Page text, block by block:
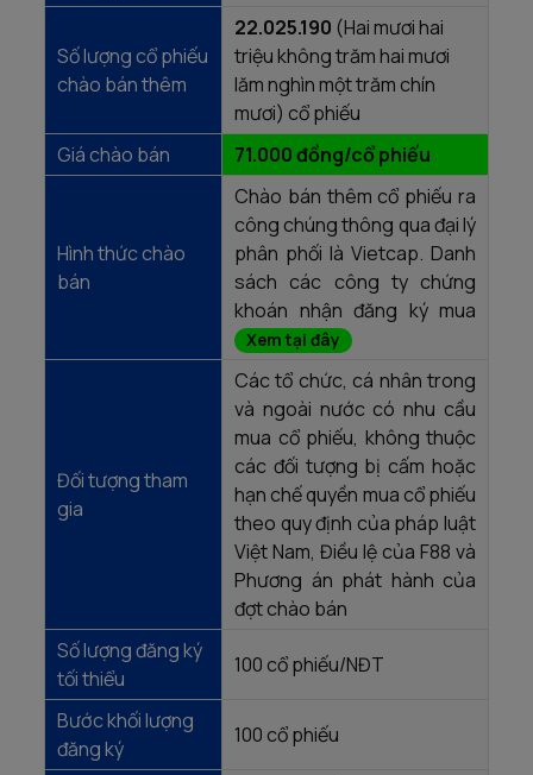
Số lượng cổ phiếu
chào bán thêm
22.025.190 (Hai mươi hai
triệu không trăm hai mươi
lăm nghìn một trăm chín
mươi) cổ phiếu
Giá chào bán
71.000 đồng/cổ phiếu
Hình thức chào
bán
Chào bán thêm cổ phiếu ra
công chúng thông qua đại lý
phân phối là Vietcap. Danh
sách các công ty chứng
khoán nhận đăng ký mua
Xem tại đây
Đối tượng tham
gia
Các tổ chức, cá nhân trong
và ngoài nước có nhu cầu
mua cổ phiếu, không thuộc
các đối tượng bị cấm hoặc
hạn chế quyền mua cổ phiếu
theo quy định của pháp luật
Việt Nam, Điều lệ của F88 và
Phương án phát hành của
đợt chào bán
Số lượng đăng ký
tối thiểu
100 cổ phiếu/NĐT
Bước khối lượng
đăng ký
100 cổ phiếu